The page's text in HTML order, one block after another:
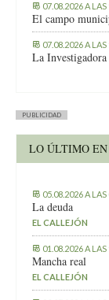
07.08.2026 A
El campo
07.08.2026 A
La Investigadora
PUBLICIDAD
LO ÚLTIMO EN
05.08.2026 A
La deuda
EL CALLEJÓN
01.08.2026 A
Mancha real
EL CALLEJÓN